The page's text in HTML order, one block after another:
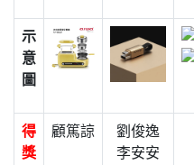
示
意
圖
得
獎
顧篤諒
劉俊逸
李安安